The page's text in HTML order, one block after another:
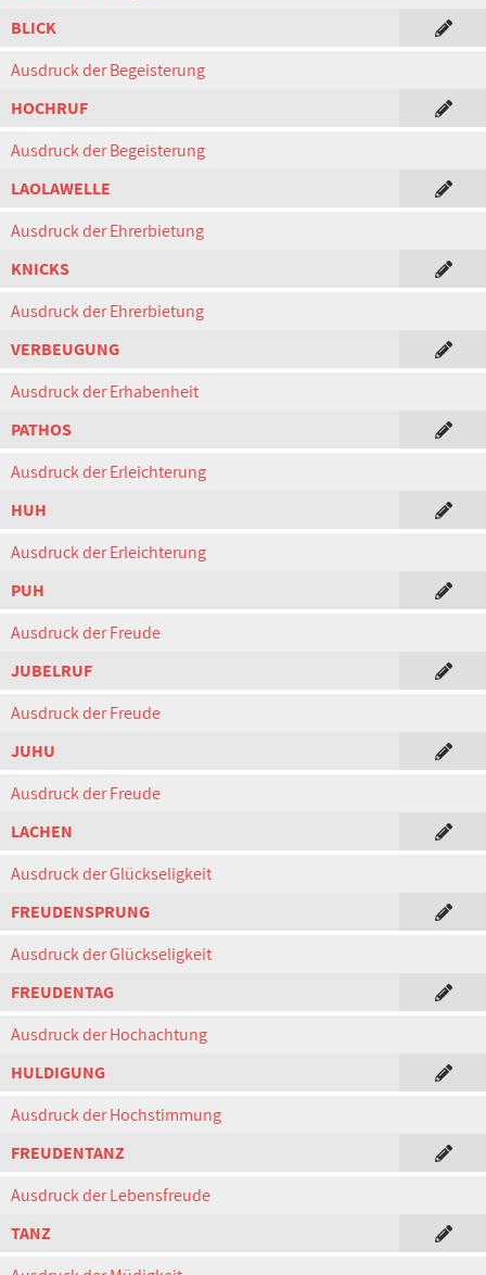
BLICK
Ausdruck der Begeisterung
HOCHRUF
Ausdruck der Begeisterung
LAOLAWELLE
Ausdruck der Ehrerbietung
KNICKS
Ausdruck der Ehrerbietung
VERBEUGUNG
Ausdruck der Erhabenheit
PATHOS
Ausdruck der Erleichterung
HUH
Ausdruck der Erleichterung
PUH
Ausdruck der Freude
JUBELRUF
Ausdruck der Freude
JUHU
Ausdruck der Freude
LACHEN
Ausdruck der Glückseligkeit
FREUDENSPRUNG
Ausdruck der Glückseligkeit
FREUDENTAG
Ausdruck der Hochachtung
HULDIGUNG
Ausdruck der Hochstimmung
FREUDENTANZ
Ausdruck der Lebensfreude
TANZ